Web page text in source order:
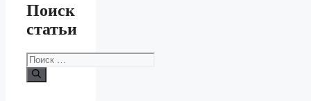
Поиск
статьи
Поиск: